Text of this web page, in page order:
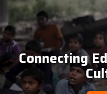
Connecting